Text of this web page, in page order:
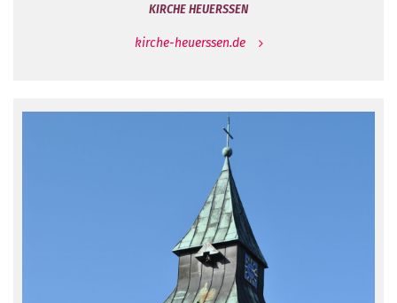
KIRCHE HEUERSSEN
kirche-heuerssen.de